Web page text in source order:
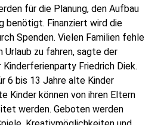
für die Planung, den Aufbau
benötigt. Finanziert wird die
Spenden. Vielen Familien fehle
Urlaub zu fahren, sagte der
Friedrich Diek.
6 bis 13 Jahre alte Kinder
Kinder können von ihren Eltern
werden. Geboten werden